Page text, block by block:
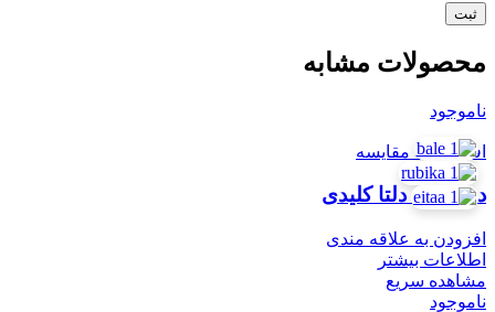
محصولات مشابه
ناموجود
افزودن به مقایسه
دستگیره دلتا کلیدی
افزودن به علاقه مندی
اطلاعات بیشتر
مشاهده سریع
ناموجود